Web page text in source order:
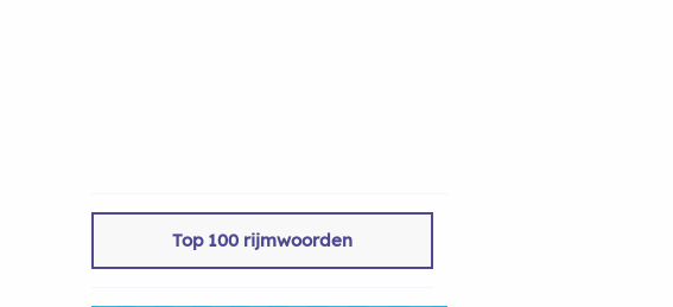
Top 100 rijmwoorden